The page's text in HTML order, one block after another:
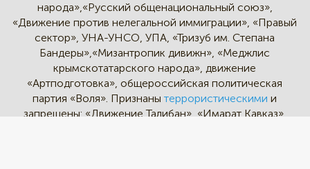
народа»,«Русский общенациональный союз»,
«Движение против нелегальной иммиграции», «Правый
сектор», УНА-УНСО, УПА, «Тризуб им. Степана
Бандеры»,«Мизантропик дивижн», «Меджлис
крымскотатарского народа», движение
«Артподготовка», общероссийская политическая
партия «Воля». Признанытеррористическими и
запрещены: «Движение Талибан», «Имарат Кавказ»,